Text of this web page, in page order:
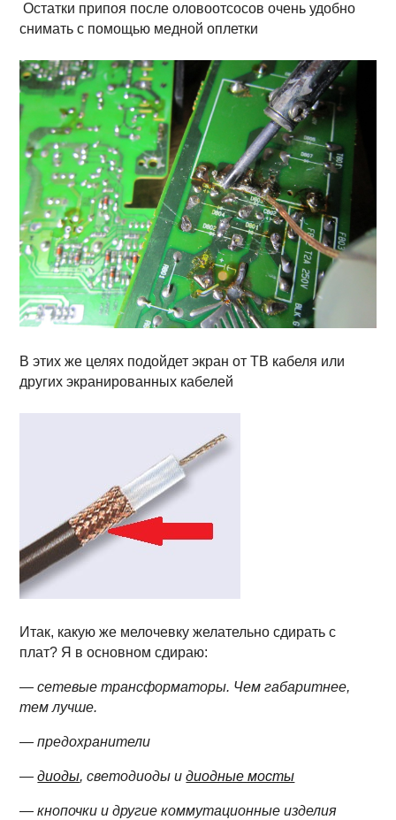
Остатки припоя после оловоотсосов очень удобно
снимать с помощью медной оплетки
В этих же целях подойдет экран от ТВ кабеля или
других экранированных кабелей
Итак, какую же мелочевку желательно сдирать с
плат? Я в основном сдираю:
— сетевые трансформаторы. Чем габаритнее,
тем лучше.
— предохранители
—диоды, светодиоды идиодные мосты
— кнопочки и другие коммутационные изделия